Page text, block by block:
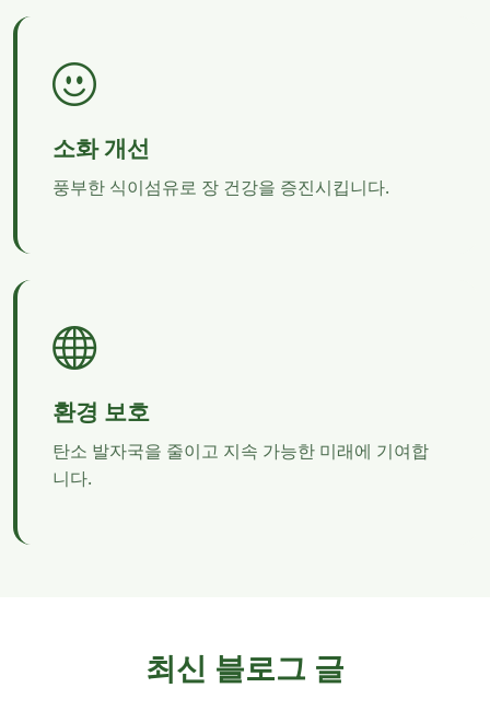
소화 개선
풍부한 식이섬유로 장 건강을 증진시킵니다.
환경 보호
탄소 발자국을 줄이고 지속 가능한 미래에 기여합
니다.
최신 블로그 글